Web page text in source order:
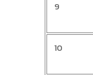
9
10